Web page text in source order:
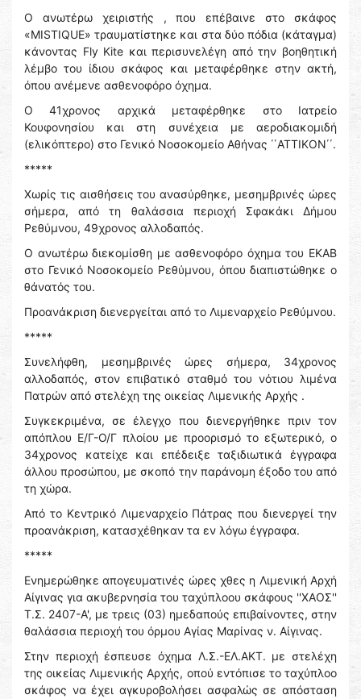
Ο ανωτέρω χειριστής , που επέβαινε στο σκάφος
«MISTIQUE» τραυματίστηκε και στα δύο πόδια (κάταγμα)
κάνοντας Fly Kite και περισυνελέγη από την βοηθητική
λέμβο του ίδιου σκάφος και μεταφέρθηκε στην ακτή,
όπου ανέμενε ασθενοφόρο όχημα.
Ο 41χρονος αρχικά μεταφέρθηκε στο Ιατρείο
Κουφονησίου και στη συνέχεια με αεροδιακομιδή
(ελικόπτερο) στο Γενικό Νοσοκομείο Αθήνας ΄΄ΑΤΤΙΚΟΝ΄΄.
*****
Χωρίς τις αισθήσεις του ανασύρθηκε, μεσημβρινές ώρες
σήμερα, από τη θαλάσσια περιοχή Σφακάκι Δήμου
Ρεθύμνου, 49χρονος αλλοδαπός.
Ο ανωτέρω διεκομίσθη με ασθενοφόρο όχημα του ΕΚΑΒ
στο Γενικό Νοσοκομείο Ρεθύμνου, όπου διαπιστώθηκε ο
θάνατός του.
Προανάκριση διενεργείται από το Λιμεναρχείο Ρεθύμνου.
*****
Συνελήφθη, μεσημβρινές ώρες σήμερα, 34χρονος
αλλοδαπός, στον επιβατικό σταθμό του νότιου λιμένα
Πατρών από στελέχη της οικείας Λιμενικής Αρχής .
Συγκεκριμένα, σε έλεγχο που διενεργήθηκε πριν τον
απόπλου Ε/Γ-Ο/Γ πλοίου με προορισμό το εξωτερικό, ο
34χρονος κατείχε και επέδειξε ταξιδιωτικά έγγραφα
άλλου προσώπου, με σκοπό την παράνομη έξοδο του από
τη χώρα.
Από το Κεντρικό Λιμεναρχείο Πάτρας που διενεργεί την
προανάκριση, κατασχέθηκαν τα εν λόγω έγγραφα.
*****
Ενημερώθηκε απογευματινές ώρες χθες η Λιμενική Αρχή
Αίγινας για ακυβερνησία του ταχύπλοου σκάφους ''ΧΑΟΣ''
Τ.Σ. 2407-Α', με τρεις (03) ημεδαπούς επιβαίνοντες, στην
θαλάσσια περιοχή του όρμου Αγίας Μαρίνας ν. Αίγινας.
Στην περιοχή έσπευσε όχημα Λ.Σ.-ΕΛ.ΑΚΤ. με στελέχη
της οικείας Λιμενικής Αρχής, οπού εντόπισε το ταχύπλοο
σκάφος να έχει αγκυροβολήσει ασφαλώς σε απόσταση